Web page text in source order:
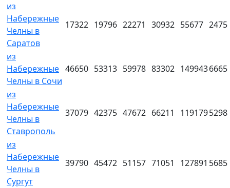
из
Набережные
Челны в
Саратов
17322 19796 22271 30932 55677 2475
из
Набережные
Челны в Сочи
46650 53313 59978 83302 1499436665
из
Набережные
Челны в
Ставрополь
37079 42375 47672 66211 1191795298
из
Набережные
Челны в
Сургут
39790 45472 51157 71051 127891 5685